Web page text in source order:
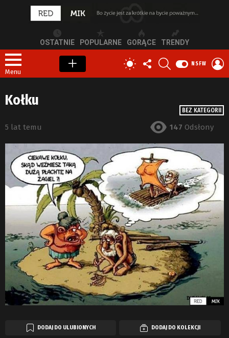
OSTATNIE POPULARNE GORĄCE TRENDY
Menu
PRZEŁĄCZ
SKÓRKĘ
OBSERWUJ
NAS
NSFW
BEZ KATEGORII
Kołku
5 lat temu 147 Odsłony
DODAJ DO ULUBIONYCH DODAJ DO KOLEKCJI